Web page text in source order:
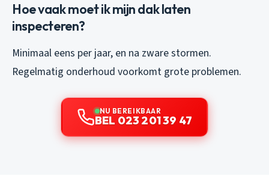
Hoe vaak moet ik mijn dak laten
inspecteren?
Minimaal eens per jaar, en na zware stormen.
Regelmatig onderhoud voorkomt grote problemen.
NU BEREIKBAAR
BEL 023 201 39 47